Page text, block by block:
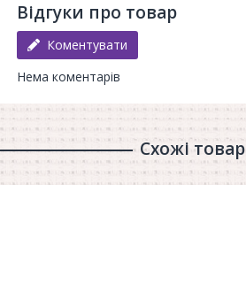
Відгуки про товар
Коментувати
Нема коментарів
Схожі